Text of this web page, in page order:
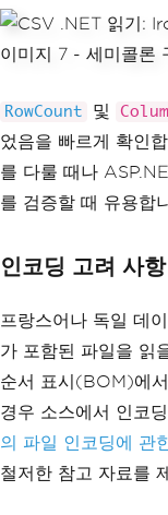
RowCount 및
었음을 빠르게 확인
를 다룰 때나
를 검증할 때 유용합
인코딩 고려 사항
프랑스어나 독일 데
가 포함된 파일을 읽
순서 표시(BOM)에
경우 소스에서 인코
의 파일 인코딩에 관
철저한 참고 자료를